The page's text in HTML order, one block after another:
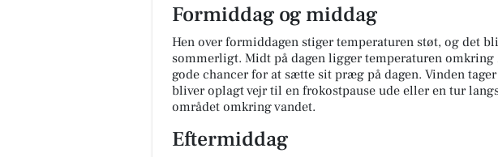
Formiddag og middag
Hen over formiddagen stiger temperaturen støt, og det
sommerligt. Midt på dagen ligger temperaturen omkring
gode chancer for at sætte sit præg på dagen. Vinden
bliver oplagt vejr til en frokostpause ude eller en tur
området omkring vandet.
Eftermiddag